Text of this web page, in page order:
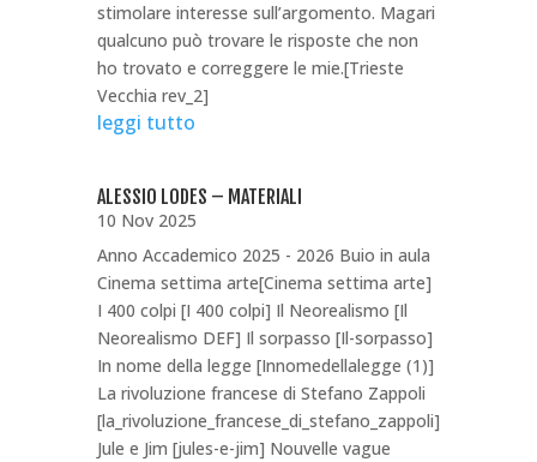
stimolare interesse sull’argomento. Magari
qualcuno può trovare le risposte che non
ho trovato e correggere le mie.[Trieste
Vecchia rev_2]
leggi tutto
ALESSIO LODES – MATERIALI
10 Nov 2025
Anno Accademico 2025 - 2026 Buio in aula
Cinema settima arte[Cinema settima arte]
I 400 colpi [I 400 colpi] Il Neorealismo [Il
Neorealismo DEF] Il sorpasso [Il-sorpasso]
In nome della legge [Innomedellalegge (1)]
La rivoluzione francese di Stefano Zappoli
[la_rivoluzione_francese_di_stefano_zappoli]
Jule e Jim [jules-e-jim] Nouvelle vague